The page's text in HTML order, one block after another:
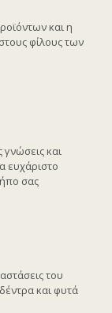
και η
φίλους των
και
ευχάριστο
σας
του
και φυτά